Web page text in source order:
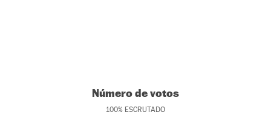
Número de votos
100% ESCRUTADO